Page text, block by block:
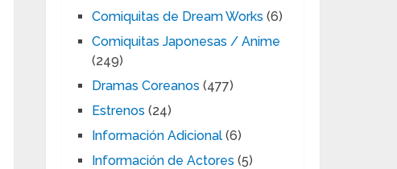
Comiquitas de Dream Works (6)
Comiquitas Japonesas / Anime
(249)
Dramas Coreanos (477)
Estrenos (24)
Información Adicional (6)
Información de Actores (5)